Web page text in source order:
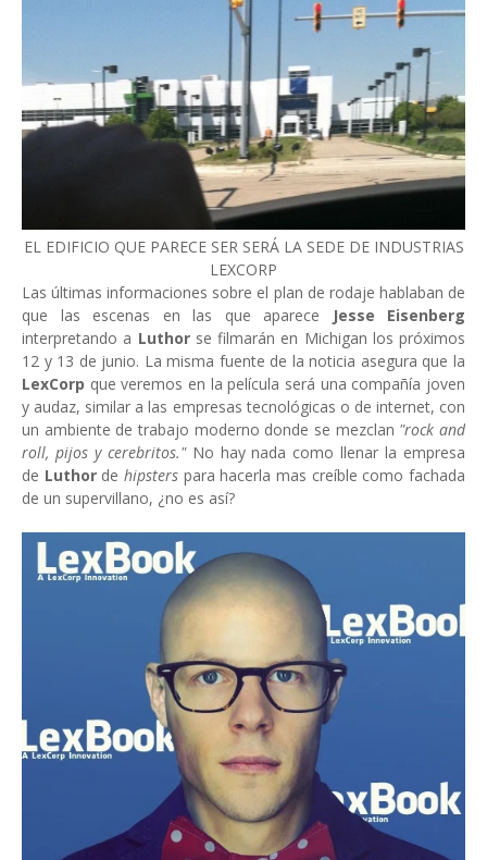
EL EDIFICIO QUE PARECE SER SERÁ LA SEDE DE INDUSTRIAS
LEXCORP
Las últimas informaciones sobre el plan de rodaje hablaban de
que las escenas en las que aparece
Jesse Eisenberg
interpretando a Luthor se filmarán en Michigan los próximos
12 y 13 de junio. La misma fuente de la noticia asegura que la
LexCorp que veremos en la película será una compañía joven
y audaz, similar a las empresas tecnológicas o de internet, con
un ambiente de trabajo moderno donde se mezclan "rock and
roll, pijos y cerebritos."No hay nada como llenar la empresa
de Luthor dehipsters para hacerla mas creíble como fachada
de un supervillano, ¿no es así?